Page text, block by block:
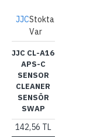
JJCStokta
Var
JJC CL-A16
APS-C
SENSOR
CLEANER
SENSÖR
SWAP
142,56 TL